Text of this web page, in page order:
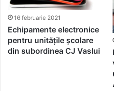
16 februarie 2021
Echipamente electronice
pentru unitățile școlare
din subordinea CJ Vaslui